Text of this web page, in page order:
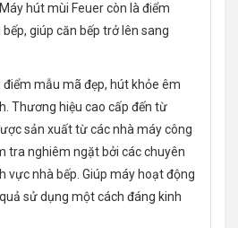
hút mùi Feuer còn là điểm
giúp căn bếp trở lên sang
mẫu mã đẹp, hút khỏe êm
Thương hiệu cao cấp đến từ
sản xuất từ các nhà máy công
tra nghiêm ngặt bởi các chuyên
vực nhà bếp. Giúp máy hoạt động
sử dụng một cách đáng kinh